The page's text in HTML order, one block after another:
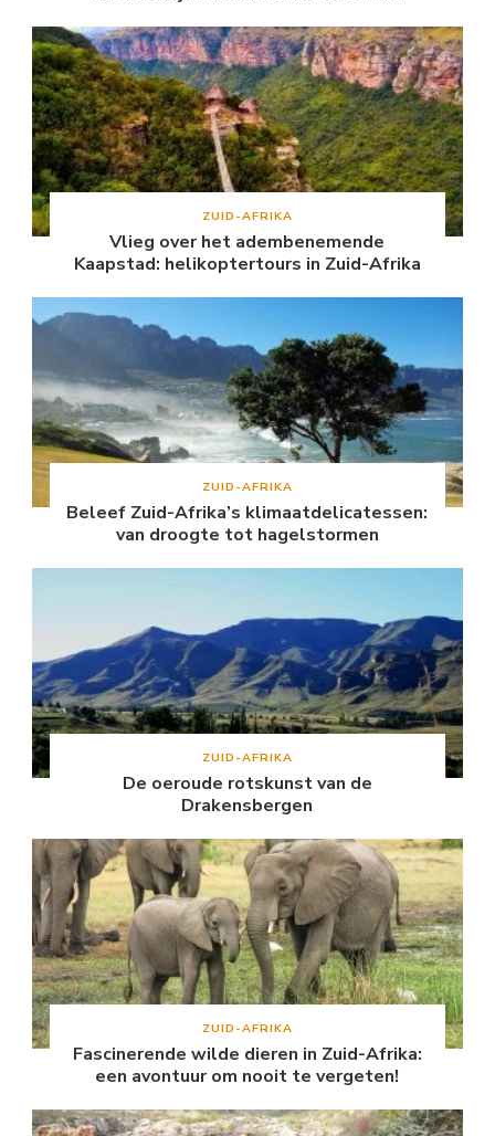
ZUID-AFRIKA
Vlieg over het adembenemende
Kaapstad: helikoptertours in Zuid-Afrika
ZUID-AFRIKA
Beleef Zuid-Afrika’s klimaatdelicatessen:
van droogte tot hagelstormen
ZUID-AFRIKA
De oeroude rotskunst van de
Drakensbergen
ZUID-AFRIKA
Fascinerende wilde dieren in Zuid-Afrika:
een avontuur om nooit te vergeten!